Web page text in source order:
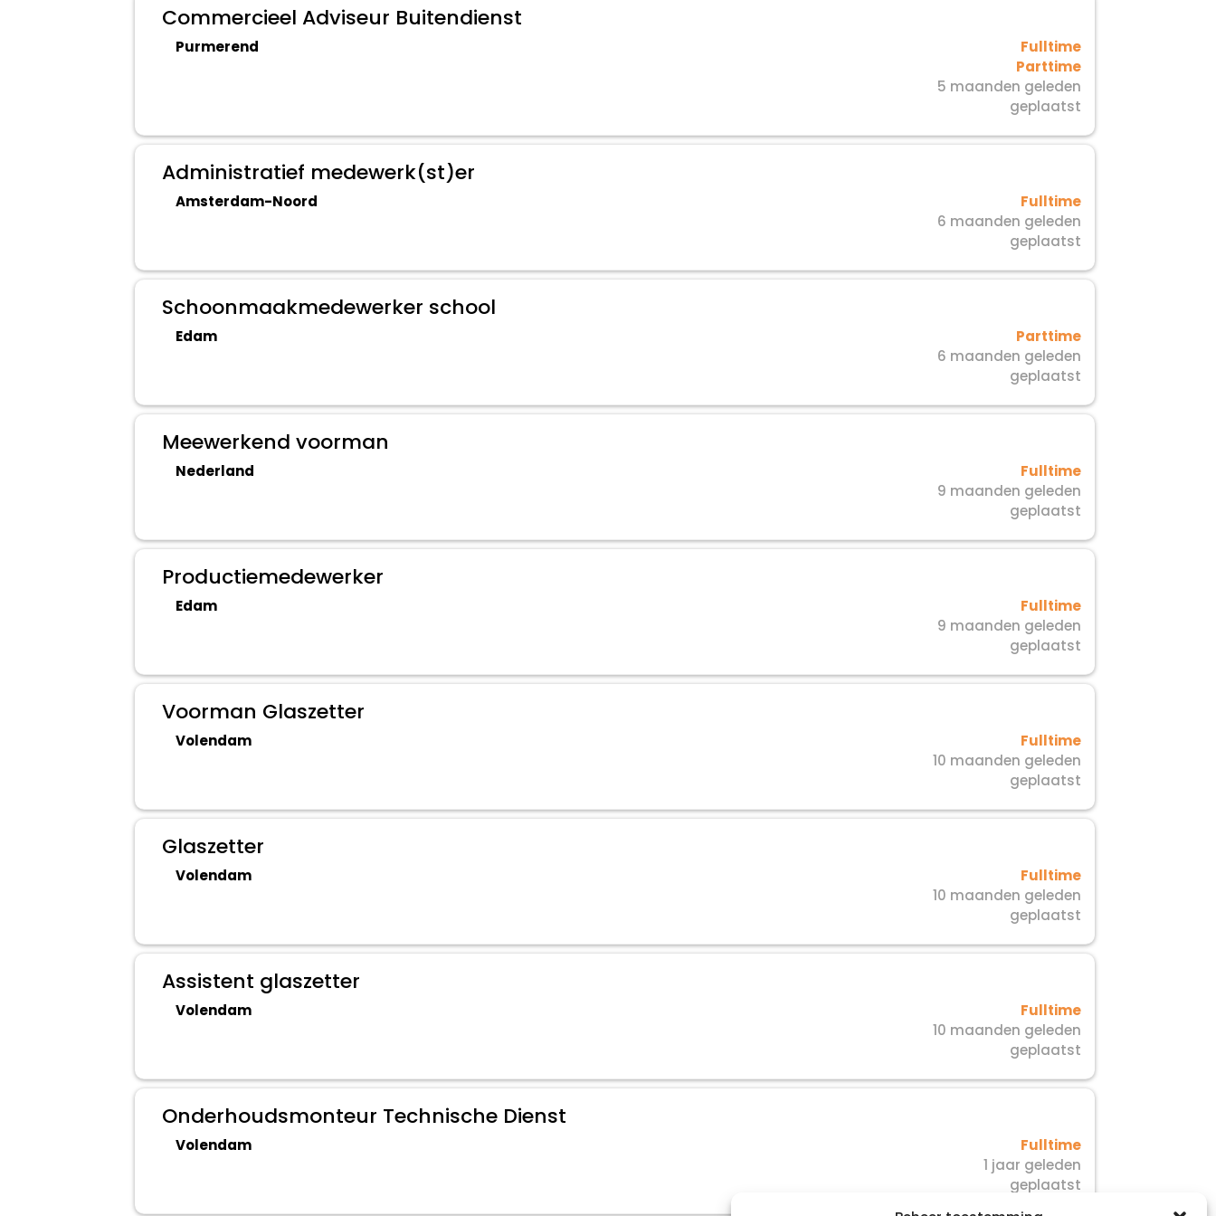
Commercieel Adviseur Buitendienst
Purmerend
Fulltime
Parttime
5 maanden geleden
geplaatst
Administratief medewerk(st)er
Amsterdam-Noord
Fulltime
6 maanden geleden
geplaatst
Schoonmaakmedewerker school
Edam
Parttime
6 maanden geleden
geplaatst
Meewerkend voorman
Nederland
Fulltime
9 maanden geleden
geplaatst
Productiemedewerker
Edam
Fulltime
9 maanden geleden
geplaatst
Voorman Glaszetter
Volendam
Fulltime
10 maanden geleden
geplaatst
Glaszetter
Volendam
Fulltime
10 maanden geleden
geplaatst
Assistent glaszetter
Volendam
Fulltime
10 maanden geleden
geplaatst
Onderhoudsmonteur Technische Dienst
Volendam
Fulltime
1 jaar geleden
geplaatst